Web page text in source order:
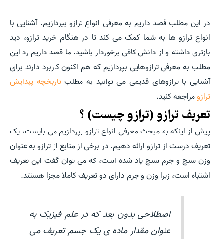
در این مطلب قصد داریم به معرفی انواع ترازو بپردازیم. آشنایی با
انواع ترازو ها به شما کمک می کند تا در هنگام خرید ترازو، دید
بازتری داشته و از دانش کافی برخوردار باشید. ما قصد داریم رد این
مطلب به معرفی ترازوهایی بپردازیم که هم اکنون کاربرد دارند برای
آشنایی با ترازوهای قدیمی می توانید به مطلبتاربخچه پیدایش
ترازومراجعه کنید.
تعریف ترازو (ترازو چیست) ؟
پیش از اینکه به مبحث معرفی انواع ترازو بپردازیم می بایست، یک
تعریف درست از ترازو ارائه دهیم. در برخی از منابع از ترازو به عنوان
وزن سنج و جرم سنج یاد شده است، که می توان گفت این تعریف
اشتباه است، زیرا وزن و جرم دارای دو تعریف کاملا مجزا هستند.
اصطلاحی بدون بعد که در علم فیزیک به
عنوان مقدار ماده ی یک جسم تعریف می